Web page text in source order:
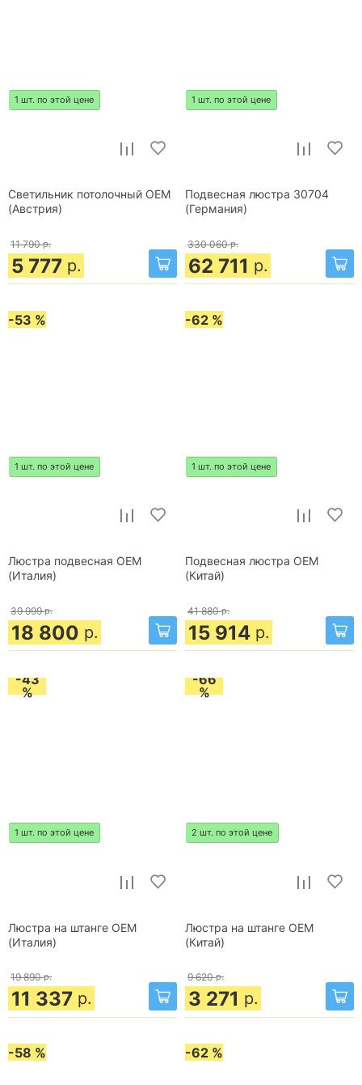
1 шт. по этой цене
Светильник потолочный OEM
(Австрия)
11 790 р.
5 777 р.
1 шт. по этой цене
Подвесная люстра 30704
(Германия)
330 060 р.
62 711 р.
-53 %
1 шт. по этой цене
Люстра подвесная OEM
(Италия)
39 999 р.
18 800 р.
-62 %
1 шт. по этой цене
Подвесная люстра OEM
(Китай)
41 880 р.
15 914 р.
-43
%
1 шт. по этой цене
Люстра на штанге OEM
(Италия)
19 890 р.
11 337 р.
-66
%
2 шт. по этой цене
Люстра на штанге OEM
(Китай)
9 620 р.
3 271 р.
-58 % -62 %